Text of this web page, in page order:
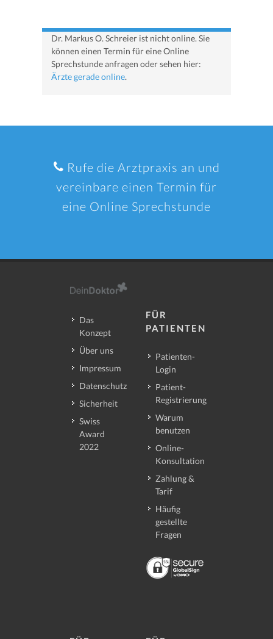
Dr. Markus O. Schreier ist nicht online. Sie
können einen Termin für eine Online
Sprechstunde anfragen oder sehen hier:
Ärzte gerade online.
Rufe die Arztpraxis an und
vereinbare einen Termin für
eine Online Sprechstunde
Das
Konzept
Über uns
Impressum
Datenschutz
Sicherheit
Swiss
Award
2022
FÜR
PATIENTEN
Patienten-
Login
Patient-
Registrierung
Warum
benutzen
Online-
Konsultation
Zahlung &
Tarif
Häufig
gestellte
Fragen